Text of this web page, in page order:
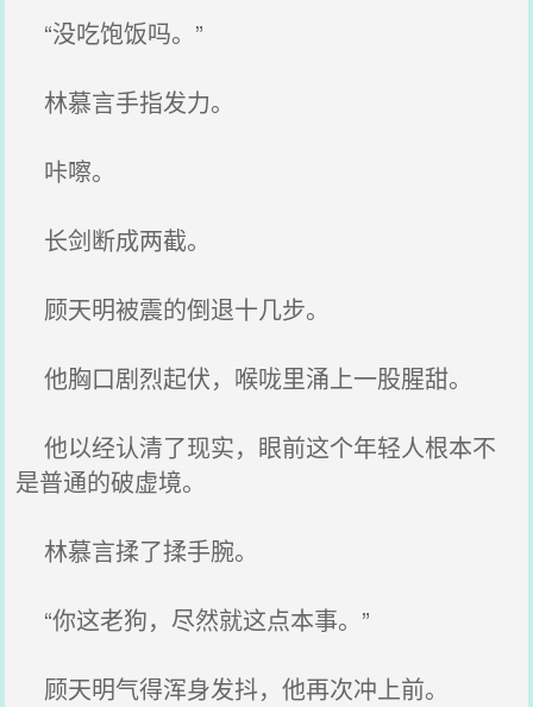
“没吃饱饭吗。”
林慕言手指发力。
咔嚓。
长剑断成两截。
顾天明被震的倒退十几步。
他胸口剧烈起伏，喉咙里涌上一股腥甜。
他以经认清了现实，眼前这个年轻人根本不
是普通的破虚境。
林慕言揉了揉手腕。
“你这老狗，尽然就这点本事。”
顾天明气得浑身发抖，他再次冲上前。